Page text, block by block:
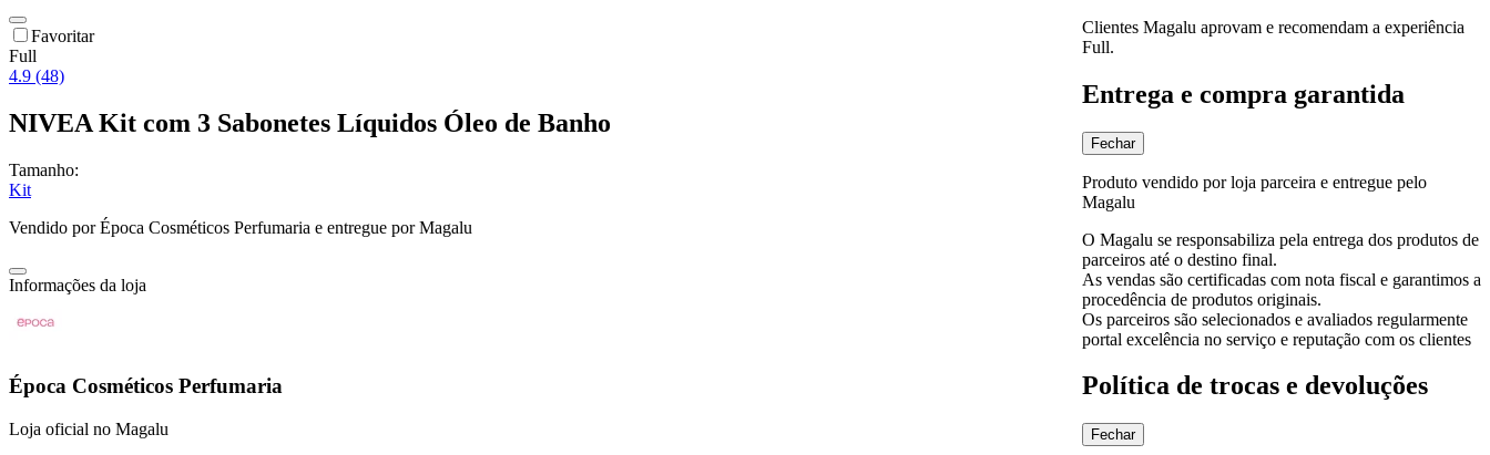
Favoritar
Full
4.9 (48)
NIVEA Kit com 3 Sabonetes Líquidos Óleo de Banho
Tamanho:
Kit
Vendido porÉpoca Cosméticos Perfumaria e entregue por Magalu
Informações da loja
Época Cosméticos Perfumaria
Loja oficial no Magalu
Clientes Magalu aprovam e recomendam a experiência
Full.
Entrega e compra garantida
Fechar
Produto vendido por loja parceira e entregue pelo
Magalu
O Magalu se responsabiliza pela entrega dos produtos de
parceiros até o destino final.
As vendas são certificadas com nota fiscal e garantimos a
procedência de produtos originais.
Os parceiros são selecionados e avaliados regularmente
portal excelência no serviço e reputação com os clientes
Política de trocas e devoluções
Fechar